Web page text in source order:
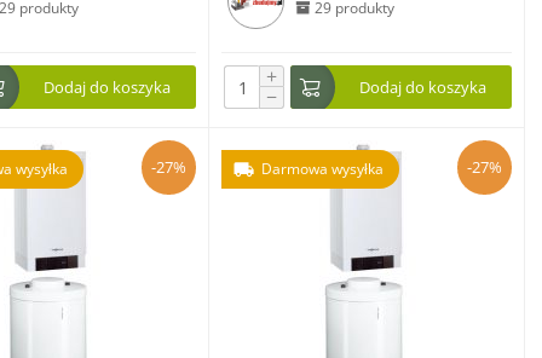
29 produkty
Dodaj do koszyka
29 produkty
+
− Dodaj do koszyka
wysyłka -27% Darmowa wysyłka -27%